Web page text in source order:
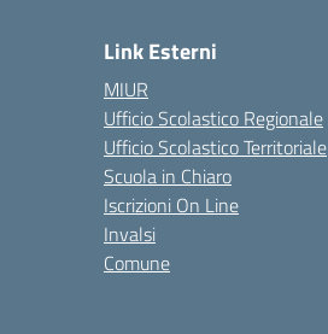
Link Esterni
MIUR
Ufficio Scolastico Regionale
Ufficio Scolastico Territoriale
Scuola in Chiaro
Iscrizioni On Line
Invalsi
Comune